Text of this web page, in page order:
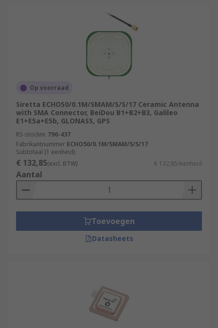
more; all fit for purpose and ready for customer
Types of GPS Antenna
There are four main types of GPS Antenna; which
all can be useful in their own ways:
AnInternal GPS Antennais an antenna
that is mounted within a device. For
example, internal antennas can receive a
GPS signal through various barriers.
AnExternal GPS Antenna
that is mounted in a remote location
separate from the device. For example, if the
device being used will be mounted in a
signal, then an External GPS Antenna
Passive Antennaswill acquire GPS signals,
from longer distances. In fact, the signals
received by these amplified antennas are
much stronger than the GPS device.
Op voorraad
Siretta ECHO50/0.1M/SMAM/S/S/17 Ceramic Antenna
with SMA Connector, BeiDou B1+B2+B3, Galileo
E1+E5a+E5b, GLONASS, GPS
RS-stocknr. 790-437
Fabrikantnummer ECHO50/0.1M/SMAM/S/S/17
Subtotaal (1 eenheid)
€ 132,85(excl. BTW) € 132,85/eenheid
Aantal
Toevoegen
Datasheets